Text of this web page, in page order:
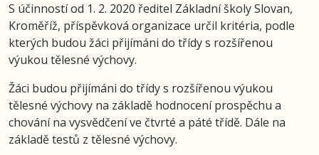
S účinností od 1. 2. 2020 ředitel Základní školy Slovan,
Kroměříž, příspěvková organizace určil kritéria, podle
kterých budou žáci přijímáni do třídy s rozšířenou
výukou tělesné výchovy.
Žáci budou přijímáni do třídy s rozšířenou výukou
tělesné výchovy na základě hodnocení prospěchu a
chování na vysvědčení ve čtvrté a páté třídě. Dále na
základě testů z tělesné výchovy.